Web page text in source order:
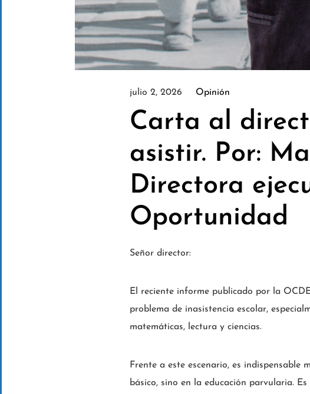
julio 2, 2026 Opinión
Carta al
asistir. Por:
Directora
Oportunidad
Señor director:
El reciente informe publicado por la
problema de inasistencia escolar,
matemáticas, lectura y ciencias.
Frente a este escenario, es
básico, sino en la educación parvularia.